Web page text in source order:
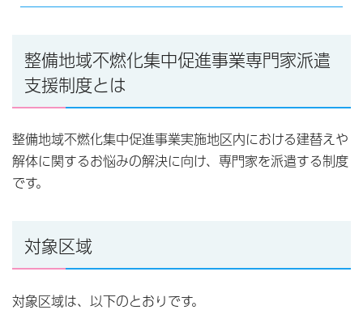
整備地域不燃化集中促進事業専門家派遣
支援制度とは
整備地域不燃化集中促進事業実施地区内における建替えや
解体に関するお悩みの解決に向け、専門家を派遣する制度
です。
対象区域
対象区域は、以下のとおりです。